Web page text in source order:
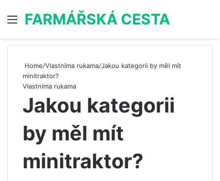
Menu
FARMÁŘSKÁ CESTA
Home/Vlastníma rukama/Jakou kategorii by měl mít
minitraktor?
Vlastníma rukama
Jakou kategorii
by měl mít
minitraktor?